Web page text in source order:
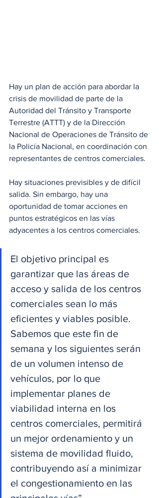
Hay un plan de acción para abordar la
crisis de movilidad de parte de la
Autoridad del Tránsito y Transporte
Terrestre (ATTT) y de la Dirección
Nacional de Operaciones de Tránsito de
la Policía Nacional, en coordinación con
representantes de centros comerciales.
Hay situaciones previsibles y de difícil
salida. Sin embargo, hay una
oportunidad de tomar acciones en
puntos estratégicos en las vías
adyacentes a los centros comerciales.
El objetivo principal es
garantizar que las áreas de
acceso y salida de los centros
comerciales sean lo más
eficientes y viables posible.
Sabemos que este fin de
semana y los siguientes serán
de un volumen intenso de
vehículos, por lo que
implementar planes de
viabilidad interna en los
centros comerciales, permitirá
un mejor ordenamiento y un
sistema de movilidad fluido,
contribuyendo así a minimizar
el congestionamiento en las